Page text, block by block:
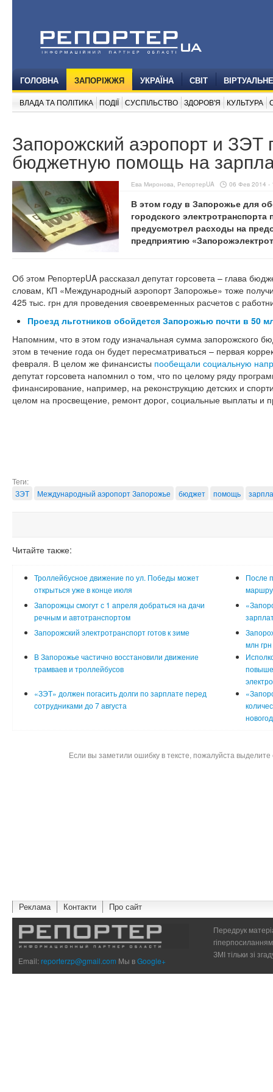
ГОЛОВНА ЗАПОРІЖЖЯ УКРАЇНА СВІТ
ВЛАДА ТА ПОЛІТИКА ПОДІЇ СУСПІЛЬСТВО ЗДОРОВ'Я КУЛЬТУРА
Запорожский аэропорт и ЗЭТ
бюджетную помощь на
Ева Миронова, РепортерUA 06 Фев 2014 -
В этом году в Запорожье для
городского
предусмотрел расходы на
предприятию
Об этом РепортерUA рассказал депутат горсовета – глава
словам, КП «Международный аэропорт Запорожье» тоже
425 тыс. грн для проведения своевременных расчетов с
Проезд льготников обойдется Запорожью почти в 50
Напомним, что в этом году изначальная сумма запорожского
этом в течение года он будет пересматриваться – первая
февраля. В целом же финансисты пообещали социальную
депутат горсовета напомнил о том, что по целому ряду
финансирование, например, на реконструкцию детских и
целом на просвещение, ремонт дорог, социальные выплаты и
Теги:
ЗЭТ
Международный аэропорт Запорожье бюджет помощь
Читайте также:
Троллейбусное движение по ул. Победы может
открыться уже в конце июля
После
Запорожцы смогут с 1 апреля добраться на дачи
речным и автотранспортом
Запорожский электротранспорт готов к зиме
млн
В Запорожье частично восстановили движение
трамваев и троллейбусов
«ЗЭТ» должен погасить долги по зарплате перед
сотрудниками до 7 августа
Если вы заметили ошибку в тексте, пожалуйста
Реклама Контакти Про сайт
Email:reporterzp@gmail.com Мы вGoogle+
Передрук
ЗМІ тільки зі